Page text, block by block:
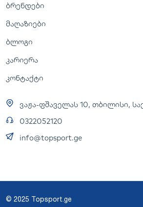
ბრენდები
მაღაზიები
ბლოგი
კარიერა
კონტაქტი
ვაჟა-ფშაველას 10, თბილისი,
0322052120
info@topsport.ge
© 2025 Topsport.ge